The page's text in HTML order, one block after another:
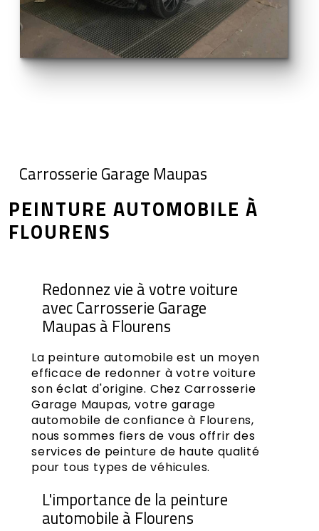
Carrosserie Garage Maupas
PEINTURE AUTOMOBILE À
FLOURENS
Redonnez vie à votre voiture
avec Carrosserie Garage
Maupas à Flourens
La peinture automobile est un moyen
efficace de redonner à votre voiture
son éclat d'origine. Chez Carrosserie
Garage Maupas, votre garage
automobile de confiance à Flourens,
nous sommes fiers de vous offrir des
services de peinture de haute qualité
pour tous types de véhicules.
L'importance de la peinture
automobile à Flourens